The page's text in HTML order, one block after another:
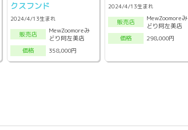
クスフンド
2024/4/13生まれ
販売店
MewZoomoreみ
どり阿左美店
価格
358,000円
2024/4/13生まれ
販売店
MewZoomoreみ
どり阿左美店
価格
298,000円